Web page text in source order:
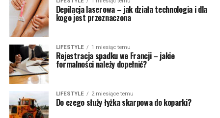
Depilacja laserowa – jak działa technologia i dla
kogo jest przeznaczona
LIFESTYLE 1 miesiąc temu
Rejestracja spadku we Francji – jakie
formalności należy dopełnić?
LIFESTYLE 2 miesiące temu
Do czego służy łyżka skarpowa do koparki?